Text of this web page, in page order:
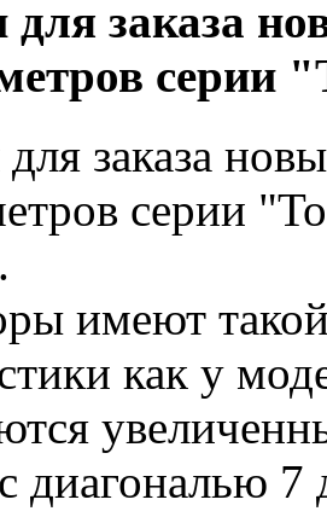
заказа
серии
заказа
серии
имеют
как у
диагональю